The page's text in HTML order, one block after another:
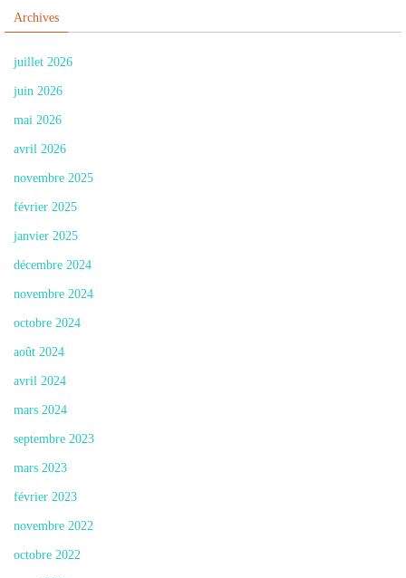
Archives
juillet 2026
juin 2026
mai 2026
avril 2026
novembre 2025
février 2025
janvier 2025
décembre 2024
novembre 2024
octobre 2024
août 2024
avril 2024
mars 2024
septembre 2023
mars 2023
février 2023
novembre 2022
octobre 2022